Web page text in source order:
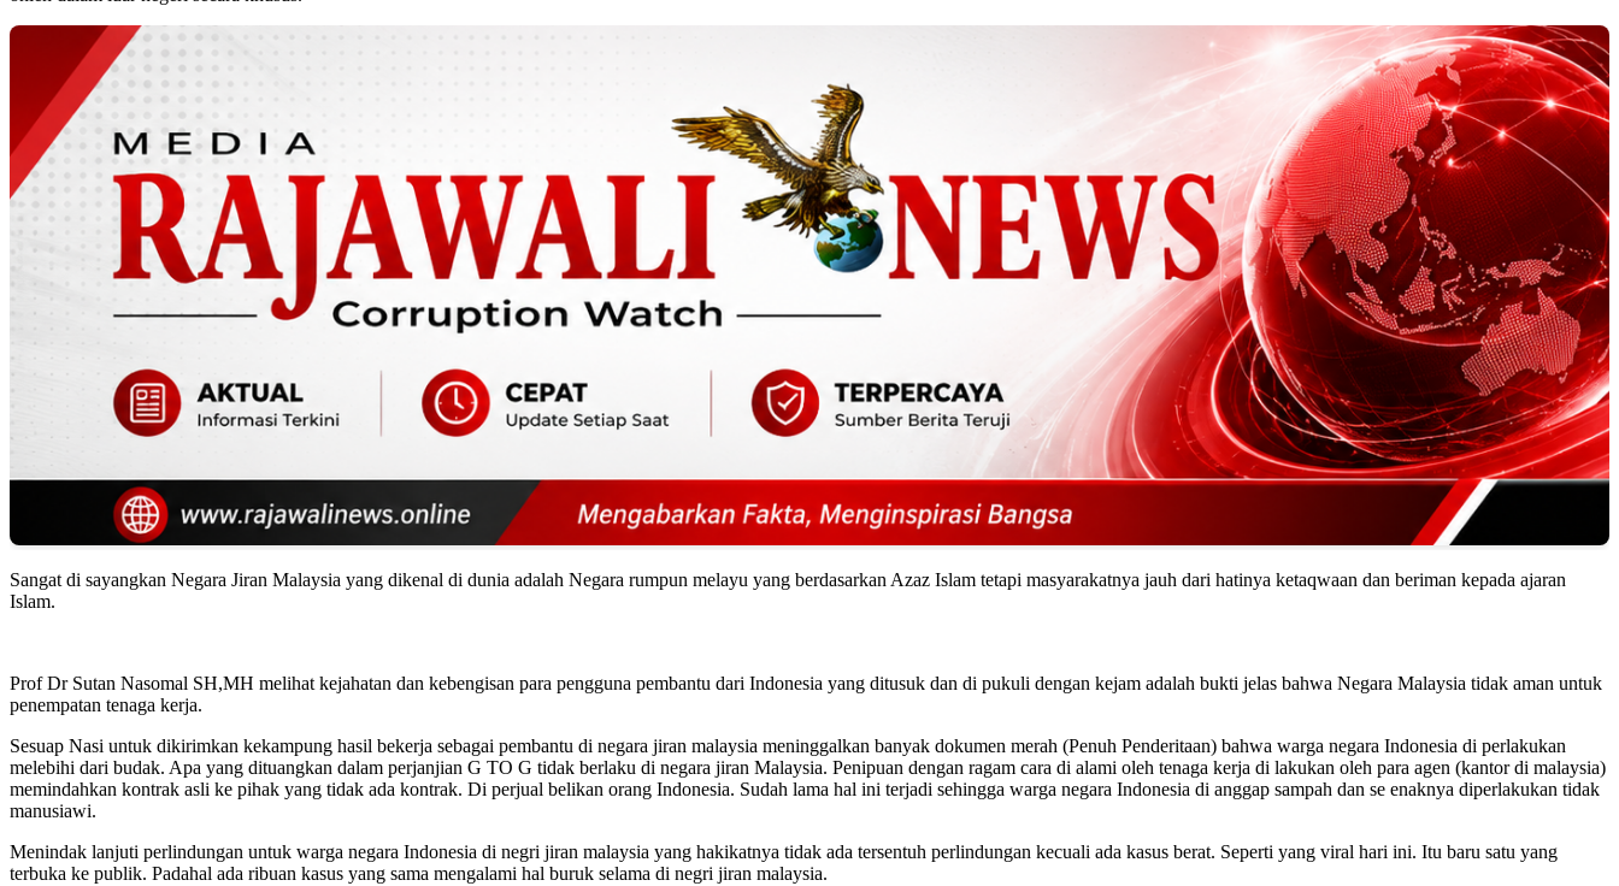
Sangat di sayangkan Negara Jiran Malaysia yang dikenal di dunia adalah Negara rumpun melayu yang berdasarkan Azaz Islam tetapi masyarakatnya jauh dari hatinya ketaqwaan dan beriman kepada ajaran
Islam.
Prof Dr Sutan Nasomal SH,MH melihat kejahatan dan kebengisan para pengguna pembantu dari Indonesia yang ditusuk dan di pukuli dengan kejam adalah bukti jelas bahwa Negara Malaysia tidak aman untuk
penempatan tenaga kerja.
Sesuap Nasi untuk dikirimkan kekampung hasil bekerja sebagai pembantu di negara jiran malaysia meninggalkan banyak dokumen merah (Penuh Penderitaan) bahwa warga negara Indonesia di perlakukan
melebihi dari budak. Apa yang dituangkan dalam perjanjian G TO G tidak berlaku di negara jiran Malaysia. Penipuan dengan ragam cara di alami oleh tenaga kerja di lakukan oleh para agen (kantor di malaysia)
memindahkan kontrak asli ke pihak yang tidak ada kontrak. Di perjual belikan orang Indonesia. Sudah lama hal ini terjadi sehingga warga negara Indonesia di anggap sampah dan se enaknya diperlakukan tidak
manusiawi.
Menindak lanjuti perlindungan untuk warga negara Indonesia di negri jiran malaysia yang hakikatnya tidak ada tersentuh perlindungan kecuali ada kasus berat. Seperti yang viral hari ini. Itu baru satu yang
terbuka ke publik. Padahal ada ribuan kasus yang sama mengalami hal buruk selama di negri jiran malaysia.